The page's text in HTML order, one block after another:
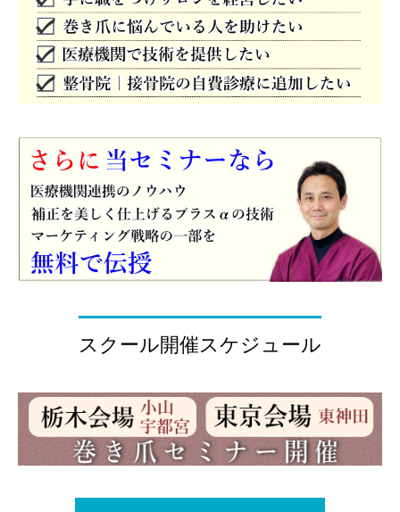
スクール開催スケジュール